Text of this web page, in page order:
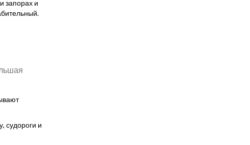
запорах и
судороги и